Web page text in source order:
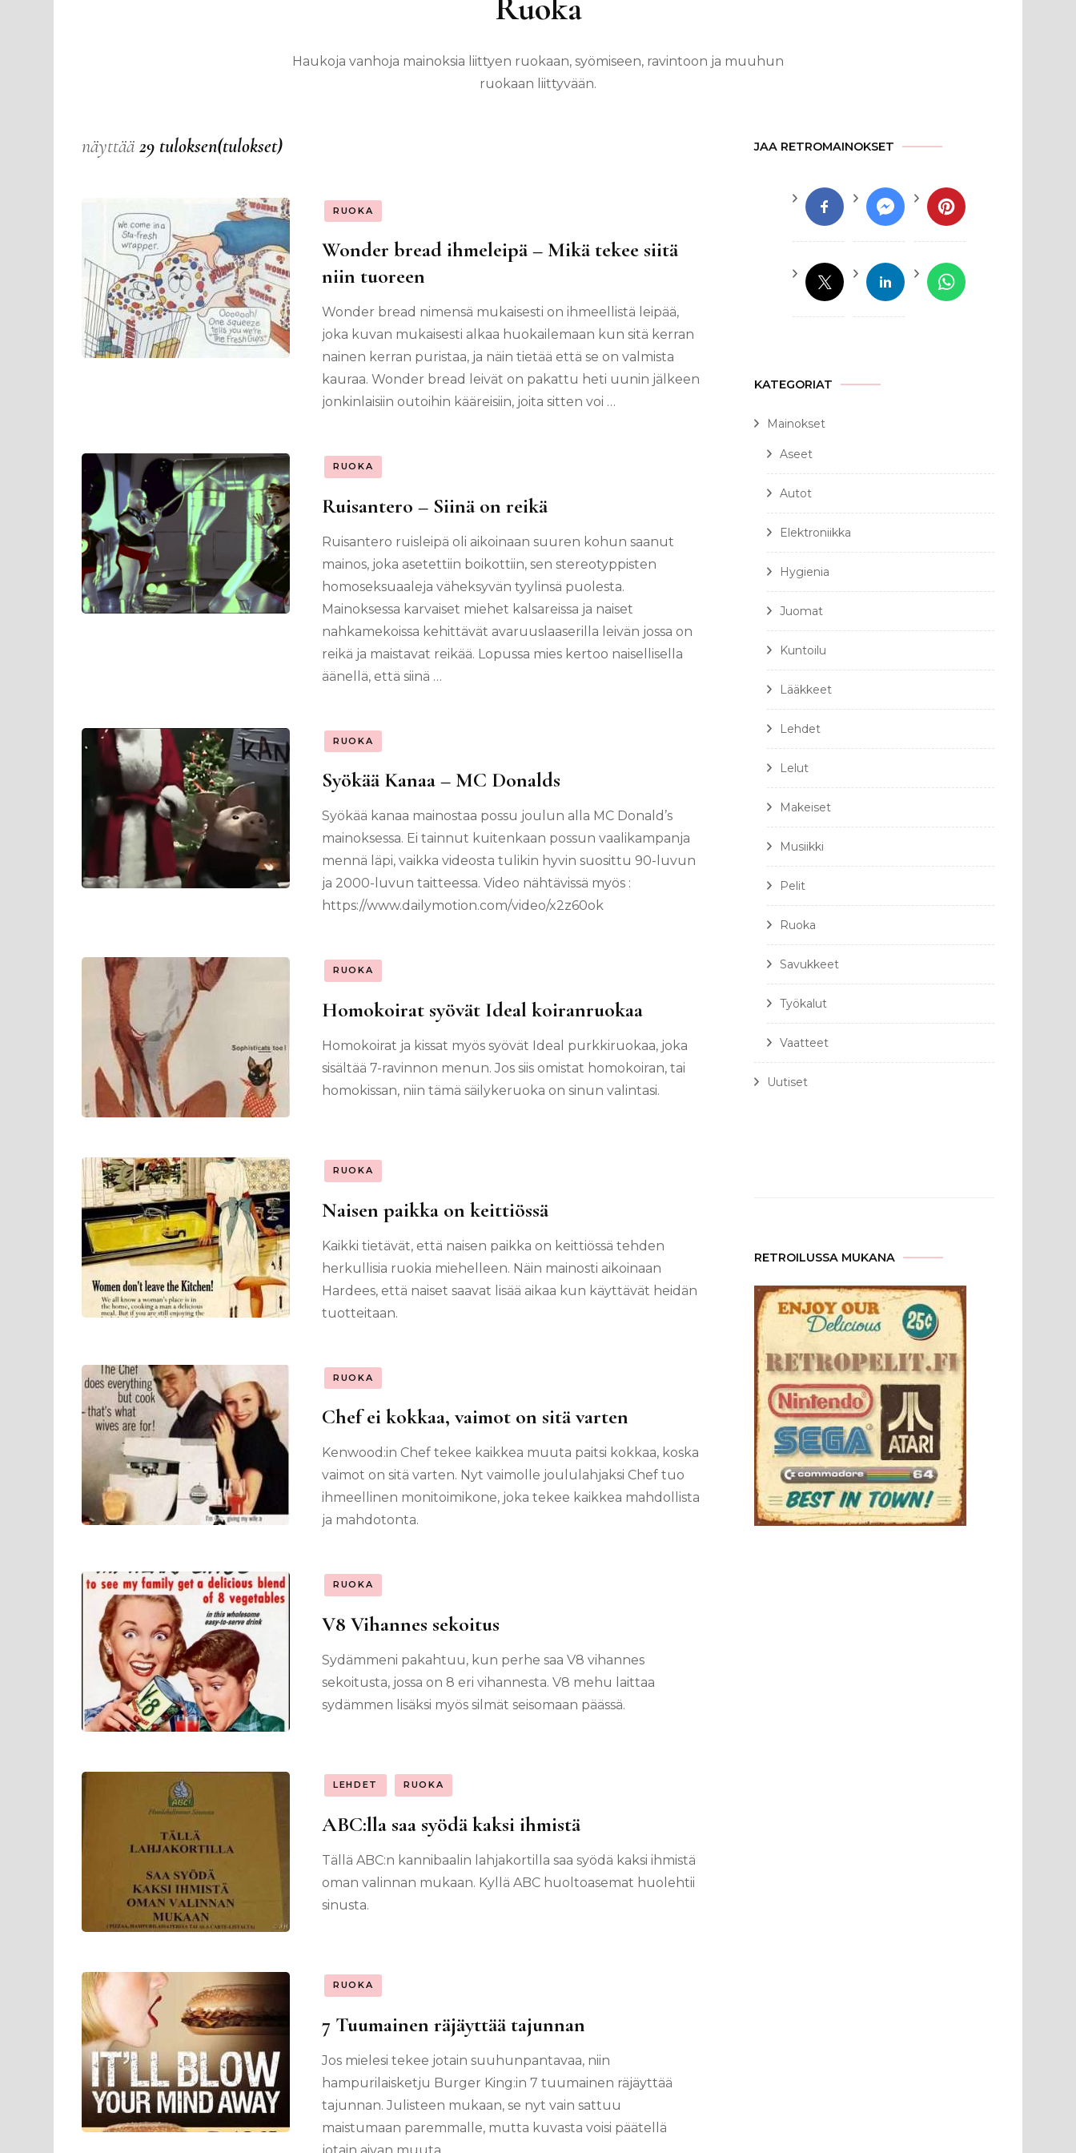
Haukoja vanhoja mainoksia liittyen ruokaan, syömiseen, ravintoon ja muuhun
ruokaan liittyvään.
näyttää 29 tuloksen(tulokset)
RUOKA
Wonder bread ihmeleipä – Mikä tekee siitä
niin tuoreen
Wonder bread nimensä mukaisesti on ihmeellistä leipää,
joka kuvan mukaisesti alkaa huokailemaan kun sitä kerran
nainen kerran puristaa, ja näin tietää että se on valmista
kauraa. Wonder bread leivät on pakattu heti uunin jälkeen
jonkinlaisiin outoihin kääreisiin, joita sitten voi …
RUOKA
Ruisantero – Siinä on reikä
Ruisantero ruisleipä oli aikoinaan suuren kohun saanut
mainos, joka asetettiin boikottiin, sen stereotyppisten
homoseksuaaleja väheksyvän tyylinsä puolesta.
Mainoksessa karvaiset miehet kalsareissa ja naiset
nahkamekoissa kehittävät avaruuslaaserilla leivän jossa on
reikä ja maistavat reikää. Lopussa mies kertoo naisellisella
äänellä, että siinä …
RUOKA
Syökää Kanaa – MC Donalds
Syökää kanaa mainostaa possu joulun alla MC Donald’s
mainoksessa. Ei tainnut kuitenkaan possun vaalikampanja
mennä läpi, vaikka videosta tulikin hyvin suosittu 90-luvun
ja 2000-luvun taitteessa. Video nähtävissä myös :
https://www.dailymotion.com/video/x2z60ok
RUOKA
Homokoirat syövät Ideal koiranruokaa
Homokoirat ja kissat myös syövät Ideal purkkiruokaa, joka
sisältää 7-ravinnon menun. Jos siis omistat homokoiran, tai
homokissan, niin tämä säilykeruoka on sinun valintasi.
RUOKA
Naisen paikka on keittiössä
Kaikki tietävät, että naisen paikka on keittiössä tehden
herkullisia ruokia miehelleen. Näin mainosti aikoinaan
Hardees, että naiset saavat lisää aikaa kun käyttävät heidän
tuotteitaan.
RUOKA
Chef ei kokkaa, vaimot on sitä varten
Kenwood:in Chef tekee kaikkea muuta paitsi kokkaa, koska
vaimot on sitä varten. Nyt vaimolle joululahjaksi Chef tuo
ihmeellinen monitoimikone, joka tekee kaikkea mahdollista
ja mahdotonta.
RUOKA
V8 Vihannes sekoitus
Sydämmeni pakahtuu, kun perhe saa V8 vihannes
sekoitusta, jossa on 8 eri vihannesta. V8 mehu laittaa
sydämmen lisäksi myös silmät seisomaan päässä.
LEHDET RUOKA
ABC:lla saa syödä kaksi ihmistä
Tällä ABC:n kannibaalin lahjakortilla saa syödä kaksi ihmistä
oman valinnan mukaan. Kyllä ABC huoltoasemat huolehtii
sinusta.
RUOKA
7 Tuumainen räjäyttää tajunnan
Jos mielesi tekee jotain suuhunpantavaa, niin
hampurilaisketju Burger King:in 7 tuumainen räjäyttää
tajunnan. Julisteen mukaan, se nyt vain sattuu
maistumaan paremmalle, mutta kuvasta voisi päätellä
jotain aivan muuta.
JAA RETROMAINOKSET
KATEGORIAT
Mainokset
Aseet
Autot
Elektroniikka
Hygienia
Juomat
Kuntoilu
Lääkkeet
Lehdet
Lelut
Makeiset
Musiikki
Pelit
Ruoka
Savukkeet
Työkalut
Vaatteet
Uutiset
RETROILUSSA MUKANA